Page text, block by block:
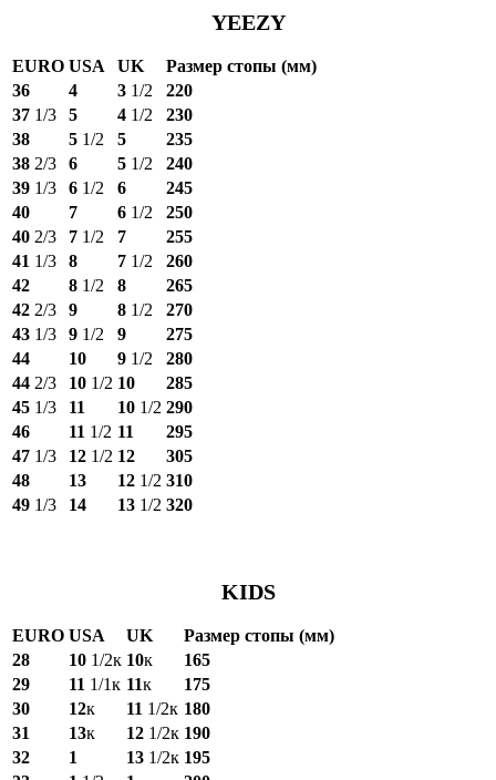
YEEZY
EURO USA UK
Размер стопы (мм)
36
4 3 1/2
220
37 1/3 5 4 1/2
230
38
5 1/2 5
235
38 2/3 6 5 1/2
240
39 1/3 6 1/2 6
245
40
7 6 1/2
250
40 2/3 7 1/2 7
255
41 1/3 8 7 1/2
260
42
8 1/2 8
265
42 2/3 9 8 1/2
270
43 1/3 9 1/2 9
275
44
10 9 1/2
280
44 2/3 10 1/2 10
285
45 1/3 11 10 1/2 290
46
11 1/2 11
295
47 1/3 12 1/2 12
305
48
13 12 1/2 310
49 1/3 14 13 1/2 320
KIDS
EURO USA UK
Размер стопы (мм)
28
10 1/2к 10к
165
29
11 1/1к 11к
175
30
12к 11 1/2к 180
31
13к 12 1/2к 190
32
1 13 1/2к 195